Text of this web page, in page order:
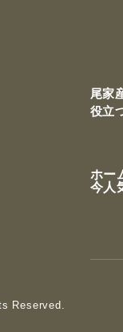
尾家
役立
ホー
今人
Reserved.